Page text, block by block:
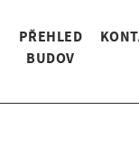
PŘEHLED
BUDOV